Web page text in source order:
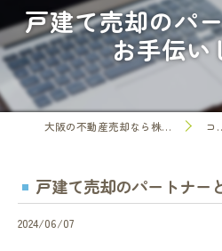
戸建て売却のパ
お手伝い
大阪の不動産売却なら株式会社リクソラ住宅販売 コラム
戸建て売却のパートナー
2024/06/07